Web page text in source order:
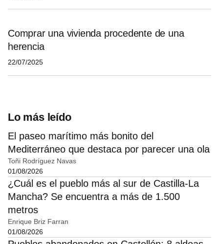
Comprar una vivienda procedente de una
herencia
22/07/2025
Lo más leído
El paseo marítimo más bonito del
Mediterráneo que destaca por parecer una ola
Toñi Rodríguez Navas
01/08/2026
¿Cuál es el pueblo más al sur de Castilla-La
Mancha? Se encuentra a más de 1.500
metros
Enrique Briz Farran
01/08/2026